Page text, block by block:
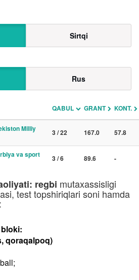
Sirtqi
Rus
QABUL GRANT KONT.
Milliy
3 / 22 167.0 57.8
va sport
3 / 6 89.6 -
regbi mutaxassisligi
test topshiriqlari soni hamda
qoraqalpoq)